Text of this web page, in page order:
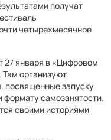
получат
четырехмесячное
27 января в «Цифровом
Там организуют
посвященные запуску
формату самозанятости.
своими историями